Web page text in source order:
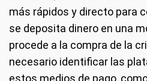
más rápidos y directo para
se deposita dinero en una
procede a la compra de la
necesario identificar las
estos medios de pago,